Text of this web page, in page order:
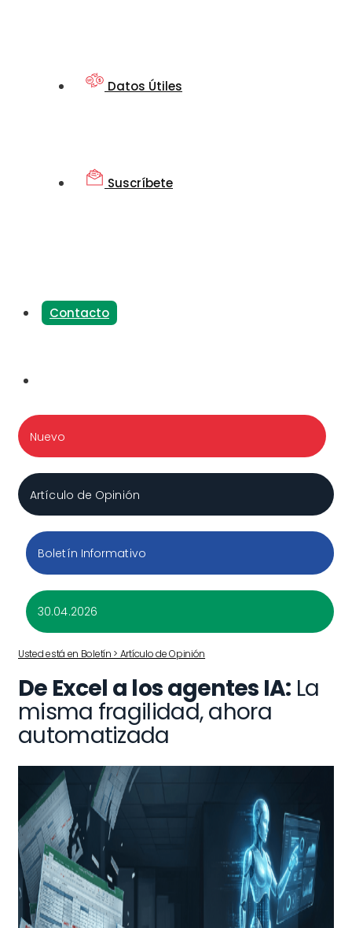
Datos Útiles
Suscríbete
Contacto
Nuevo
Artículo de Opinión
Boletín Informativo
30.04.2026
Usted está en Boletín > Artículo de Opinión
De Excel a los agentes IA: La
misma fragilidad, ahora
automatizada